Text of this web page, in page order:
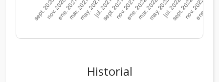
Historial